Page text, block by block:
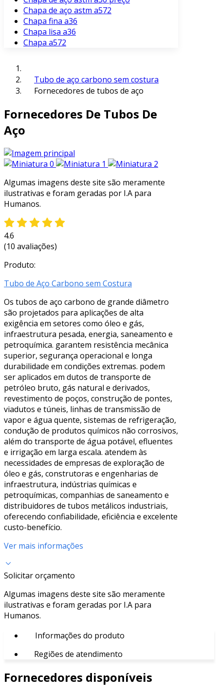
Chapa de aço astm a572
Chapa fina a36
Chapa lisa a36
Chapa a572
Tubo de aço carbono sem costura
Fornecedores de tubos de aço
Fornecedores De Tubos De
Aço
Algumas imagens deste site são meramente
ilustrativas e foram geradas por I.A para
Humanos.
4.6
(10 avaliações)
Produto:
Tubo de Aço Carbono sem Costura
Os tubos de aço carbono de grande diâmetro
são projetados para aplicações de alta
exigência em setores como óleo e gás,
infraestrutura pesada, energia, saneamento e
petroquímica. garantem resistência mecânica
superior, segurança operacional e longa
durabilidade em condições extremas. podem
ser aplicados em dutos de transporte de
petróleo bruto, gás natural e derivados,
revestimento de poços, construção de pontes,
viadutos e túneis, linhas de transmissão de
vapor e água quente, sistemas de refrigeração,
condução de produtos químicos não corrosivos,
além do transporte de água potável, efluentes
e irrigação em larga escala. atendem às
necessidades de empresas de exploração de
óleo e gás, construtoras e engenharias de
infraestrutura, indústrias químicas e
petroquímicas, companhias de saneamento e
distribuidores de tubos metálicos industriais,
oferecendo confiabilidade, eficiência e excelente
custo-benefício.
Ver mais informações
Solicitar orçamento
Algumas imagens deste site são meramente
ilustrativas e foram geradas por I.A para
Humanos.
Informações do produto
Regiões de atendimento
Fornecedores disponíveis